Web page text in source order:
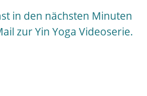
in den nächsten Minuten
zur Yin Yoga Videoserie.